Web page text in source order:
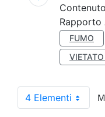
Rapporto
FUMO
4 Elementi